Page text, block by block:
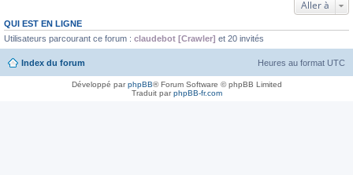
Aller à
QUI EST EN LIGNE
Utilisateurs parcourant ce forum : claudebot [Crawler] et 20 invités
Index du forum Heures au format UTC
Développé parphpBB® Forum Software © phpBB Limited
Traduit parphpBB-fr.com